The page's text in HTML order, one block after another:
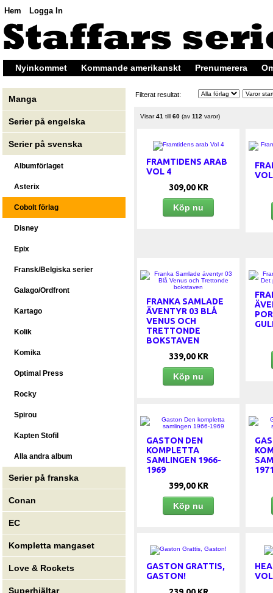
Hem Logga In
Nyinkommet Kommande amerikanskt Prenumerera
Manga
Serier på engelska
Serier på svenska
Albumförlaget
Asterix
Cobolt förlag
Disney
Epix
Fransk/Belgiska serier
Galago/Ordfront
Kartago
Kolik
Komika
Optimal Press
Rocky
Spirou
Kapten Stofil
Alla andra album
Serier på franska
Conan
EC
Kompletta mangaset
Love & Rockets
Superhjältar
Filterat resultat:
Visar41 till 60 (av 112 varor)
FRAMTIDENS ARAB
VOL 4
309,00 KR
Köp nu
FRANKA SAMLADE
ÄVENTYR 03 BLÅ
VENUS OCH
TRETTONDE
BOKSTAVEN
339,00 KR
Köp nu
GASTON DEN
KOMPLETTA
SAMLINGEN 1966-
1969
399,00 KR
Köp nu
GASTON GRATTIS,
GASTON!